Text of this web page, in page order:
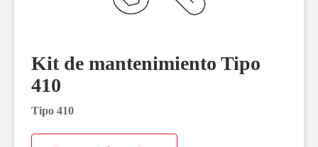
Kit de mantenimiento Tipo
410
Tipo 410